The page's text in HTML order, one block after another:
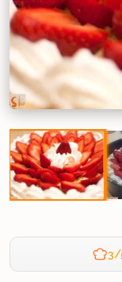
3/